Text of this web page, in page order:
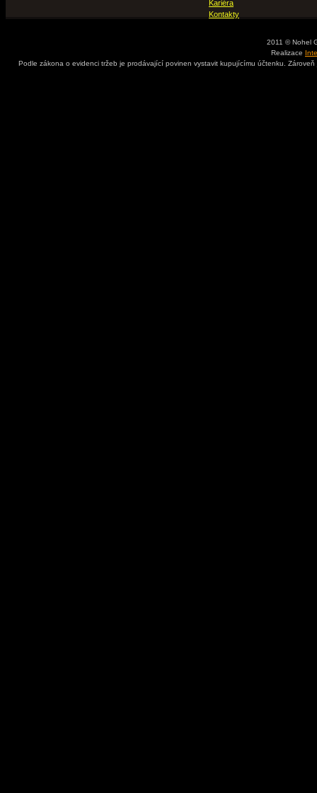
Kariéra
Kontakty
2011 © Nohel
Realizace
Podle zákona o evidenci tržeb je prodávající povinen vystavit kupujícímu účtenku.